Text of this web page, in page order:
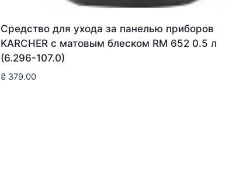
Средство для ухода за панелью приборов
KARCHER с матовым блеском RM 652 0.5 л
(6.296-107.0)
₴ 379.00